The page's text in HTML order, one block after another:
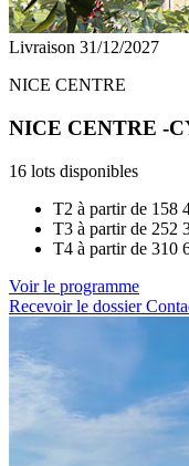
Livraison 31/12/2027
NICE CENTRE
NICE CENTRE -
16 lots disponibles
T2 à partir de 158
T3 à partir de 252
T4 à partir de 310
Voir le programme
Recevoir le dossier